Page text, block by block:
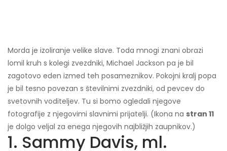
Morda je izoliranje velike slave. Toda mnogi znani obrazi
lomil kruh s kolegi zvezdniki, Michael Jackson pa je bil
zagotovo eden izmed teh posameznikov. Pokojni kralj popa
je bil tesno povezan s številnimi zvezdniki, od pevcev do
svetovnih voditeljev. Tu si bomo ogledali njegove
fotografije z njegovimi slavnimi prijatelji. (Ikona na stran 11
je dolgo veljal za enega njegovih najbližjih zaupnikov.)
1. Sammy Davis, ml.